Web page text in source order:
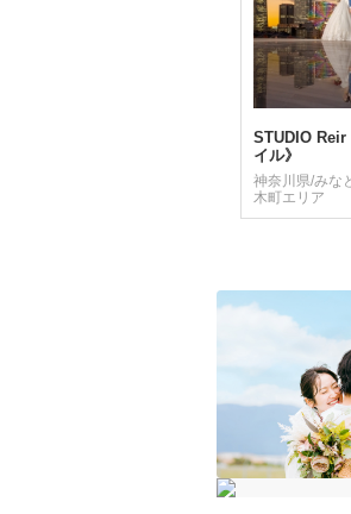
STUDIO Reir
イル》
神奈川県/みな
木町エリア